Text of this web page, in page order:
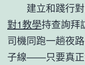
建立和踐行
對1教學持查詢拜
司機同跑一趟夜
子線——只要真正